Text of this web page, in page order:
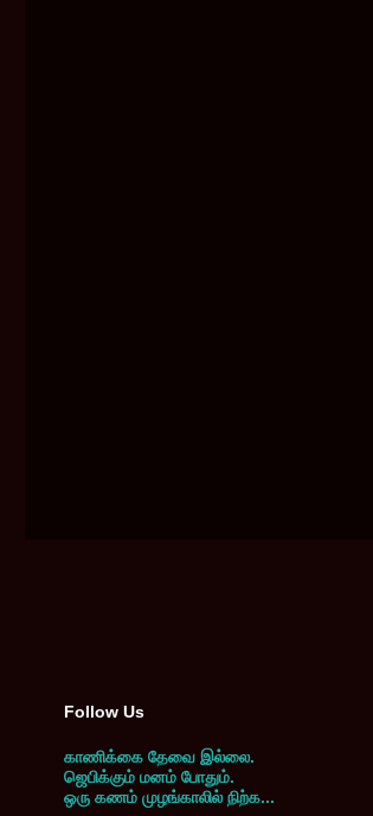
Follow Us
காணிக்கை தேவை இல்லை.
ஜெபிக்கும் மனம் போதும்.
ஒரு கணம் முழங்காலில் நிற்க...